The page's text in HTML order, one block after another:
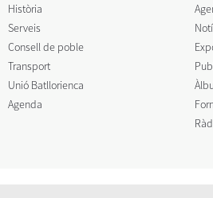
Història
Serveis
Consell de poble
Transport
Unió Batllorienca
Agenda